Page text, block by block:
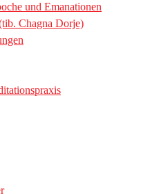
und Emanationen
Chagna Dorje)